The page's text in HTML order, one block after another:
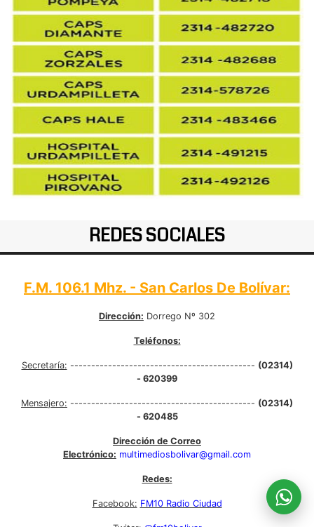
REDES SOCIALES
F.M. 106.1 Mhz. - San Carlos De Bolívar:
Dirección: Dorrego Nº 302
Teléfonos:
Secretaría: -------------------------------------------- (02314)
- 620399
Mensajero: -------------------------------------------- (02314)
- 620485
Dirección de Correo
Electrónico: multimediosbolivar@gmail.com
Redes:
Facebook: FM10 Radio Ciudad